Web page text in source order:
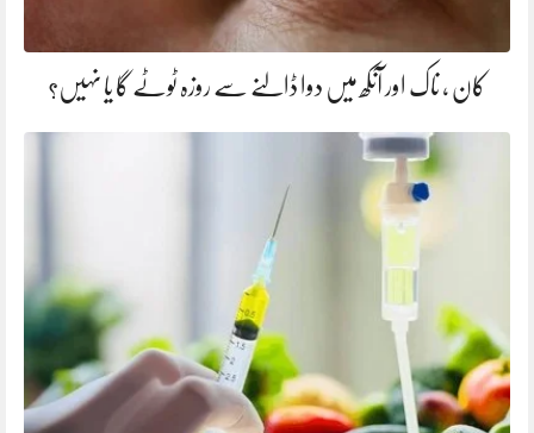
کان ، ناک اور آنکھ میں دوا ڈالنے سے روزہ ٹوٹے گا یا نہیں؟